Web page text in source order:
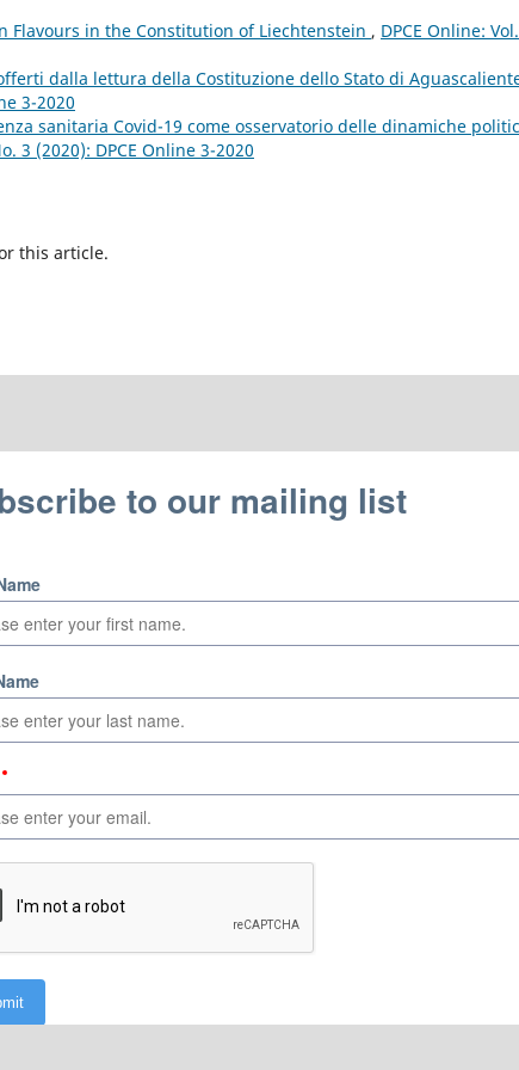
Flavours in the Constitution of Liechtenstein , DPCE Online:
dalla lettura della Costituzione dello Stato di
3-2020
sanitaria Covid-19 come osservatorio delle dinamiche
3 (2020): DPCE Online 3-2020
this article.